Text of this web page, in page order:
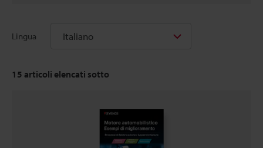
Lingua Italiano
15 articoli elencati sotto